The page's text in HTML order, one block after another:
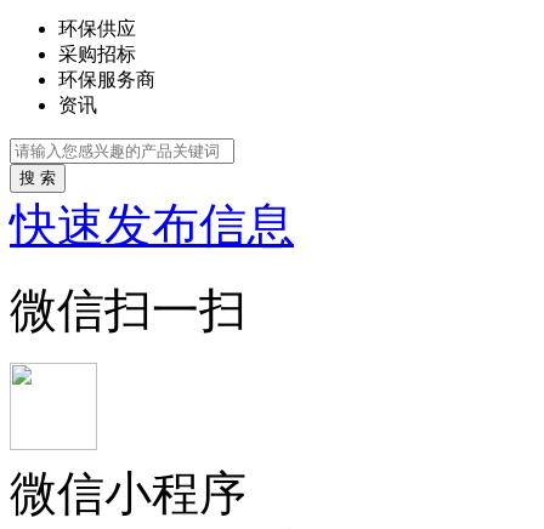
环保供应
采购招标
环保服务商
资讯
搜 索
快速发布信息
微信扫一扫
微信小程序